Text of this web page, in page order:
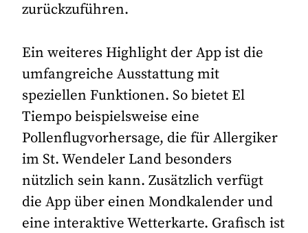
zurückzuführen.
Ein weiteres Highlight der App ist die
umfangreiche Ausstattung mit
speziellen Funktionen. So bietet El
Tiempo beispielsweise eine
Pollenflugvorhersage, die für Allergiker
im St. Wendeler Land besonders
nützlich sein kann. Zusätzlich verfügt
die App über einen Mondkalender und
eine interaktive Wetterkarte. Grafisch ist